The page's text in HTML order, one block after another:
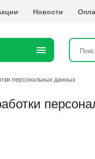
Новости
персональных данных